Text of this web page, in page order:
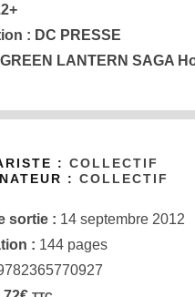
: DC PRESSE
GREEN LANTERN SAGA
: COLLECTIF
: COLLECTIF
sortie : 14 septembre 2012
: 144 pages